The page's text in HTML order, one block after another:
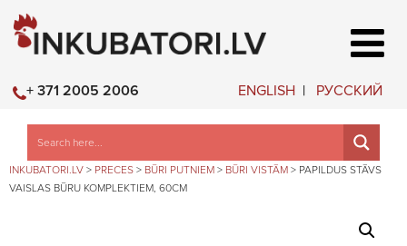
ENGLISH РУССКИЙ
+ 371 2005 2006
INKUBATORI.LV > PRECES > BŪRI PUTNIEM > BŪRI VISTĀM > PAPILDUS STĀVS
VAISLAS BŪRU KOMPLEKTIEM, 60CM